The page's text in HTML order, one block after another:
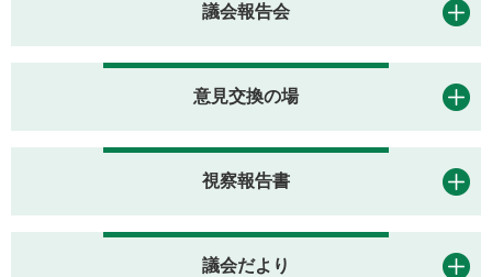
議会報告会
意見交換の場
視察報告書
議会だより